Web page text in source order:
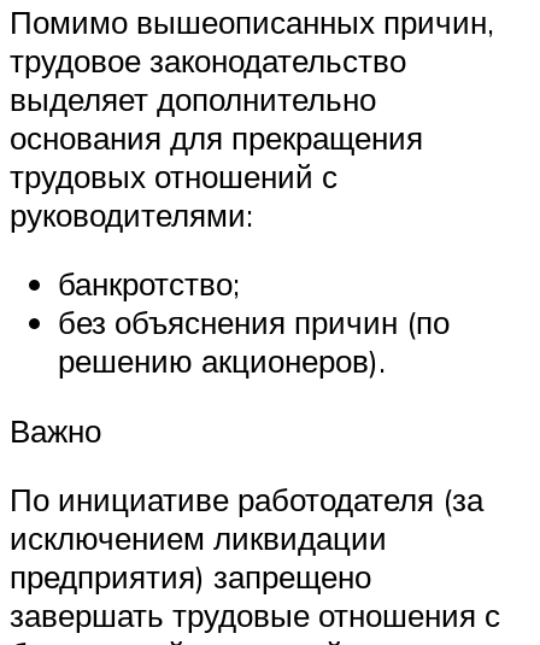
Помимо вышеописанных причин,
трудовое законодательство
выделяет дополнительно
основания для прекращения
трудовых отношений с
руководителями:
банкротство;
без объяснения причин (по
решению акционеров).
Важно
По инициативе работодателя (за
исключением ликвидации
предприятия) запрещено
завершать трудовые отношения с